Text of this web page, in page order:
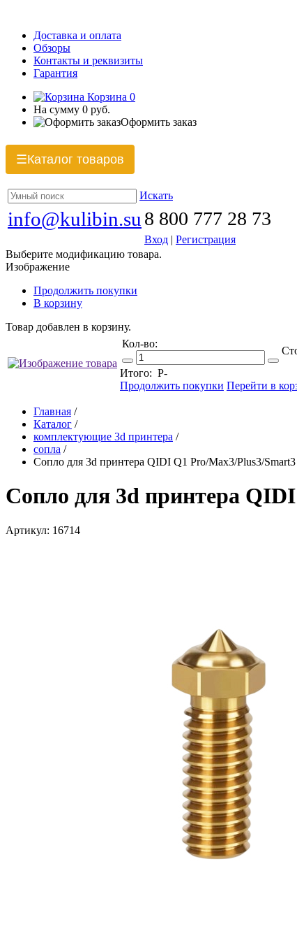
Доставка и оплата
Обзоры
Контакты и реквизиты
Гарантия
Корзина 0
На сумму 0 руб.
Оформить заказ
☰Каталог товаров
Искать
info@kulibin.su 8 800 777 28 73
Вход | Регистрация
Выберите модификацию товара.
Изображение
Продолжить покупки
В корзину
Товар добавлен в корзину.
Кол-во:
Итого: Р-
Продолжить покупки Перейти в
Главная /
Каталог /
комплектующие 3d принтера /
сопла /
Сопло для 3d принтера QIDI Q1 Pro/Max3/Plus3/
Сопло для 3d принтера
Артикул: 16714